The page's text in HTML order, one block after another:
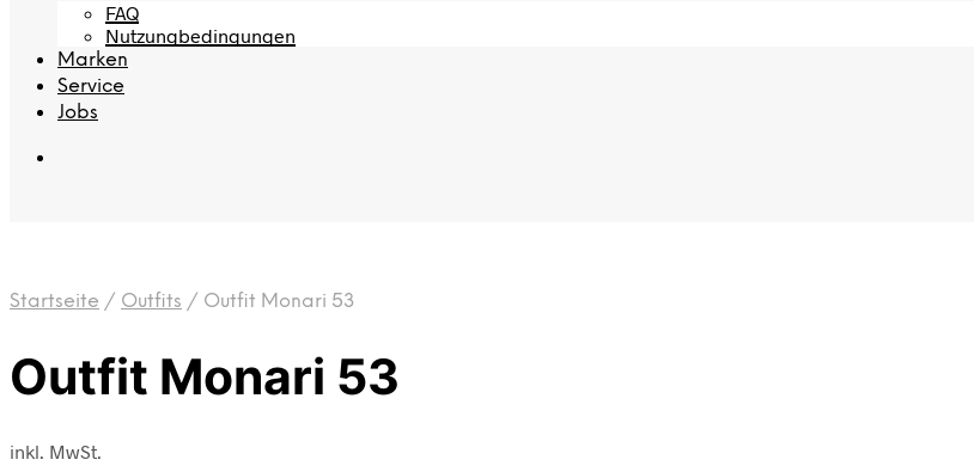
FAQ
Nutzungbedingungen
Marken
Service
Jobs
Startseite / Outfits / Outfit Monari 53
Outfit Monari 53
inkl. MwSt.